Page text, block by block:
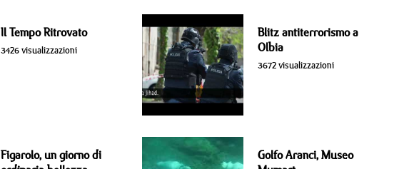
Il Tempo Ritrovato
3426 visualizzazioni
Blitz antiterrorismo a
Olbia
3672 visualizzazioni
Figarolo, un giorno di
Golfo Aranci, Museo